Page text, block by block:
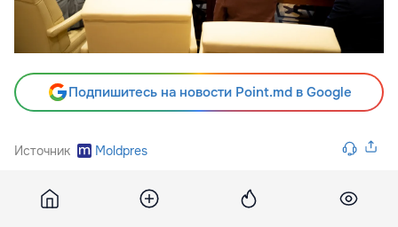
Подпишитесь на новости Point.md в Google
Источник Moldpres